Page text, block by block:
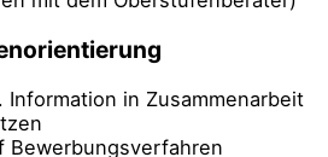
Information in Zusammenarbeit
Bewerbungsverfahren